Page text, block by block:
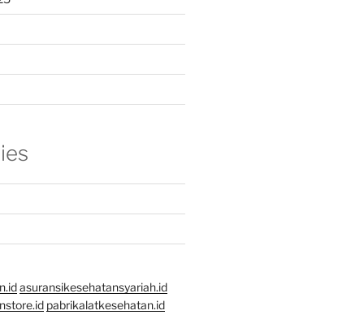
asuransikesehatansyariah.id
pabrikalatkesehatan.id